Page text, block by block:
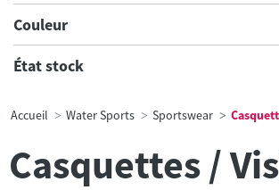
Couleur
État stock
Accueil Water Sports Sportswear
Casquettes /